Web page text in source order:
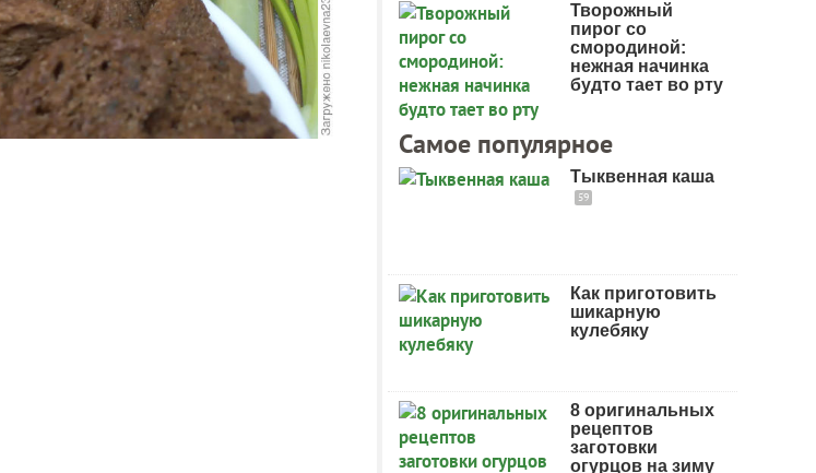
Творожный
пирог со
смородиной:
нежная начинка
будто тает во рту
Самое популярное
Тыквенная каша
59
Как приготовить
шикарную
кулебяку
8 оригинальных
рецептов
заготовки
огурцов на зиму